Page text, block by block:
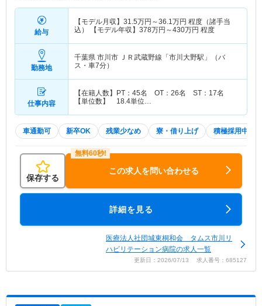
給与
【モデル月収】 31.5万円～36.1万円 程度（諸手当
込） 【モデル年収】 378万円～430万円 程度
勤務地
千葉県 市川市 ＪＲ武蔵野線「市川大野駅」（バ
ス・車7分）
仕事内容
【在籍人数】PT：45名 OT：26名 ST：17名
【単位数】 18.4単位…
車通勤可 新卒OK 残業少なめ 寮・借り上げ 積極採用中
保存する
この求人を問い合わせる
詳細を見る
医療法人社団城東桐和会 タムス市川リ
ハビリテーション病院の求人一覧
更新日：2026/07/13 求人番号：685127